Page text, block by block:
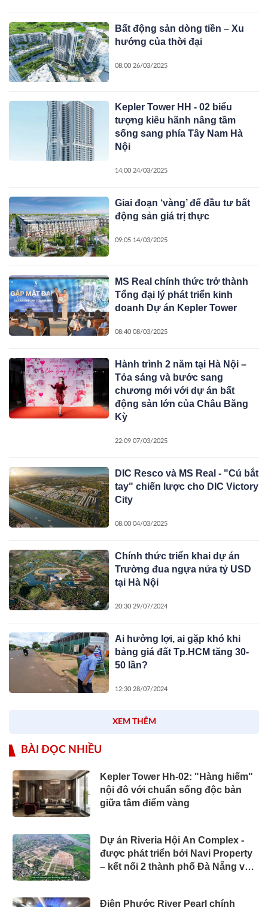
Bất động sản dòng tiền – Xu
hướng của thời đại
08:00 26/03/2025
Kepler Tower HH - 02 biểu
tượng kiêu hãnh nâng tầm
sống sang phía Tây Nam Hà
Nội
14:00 24/03/2025
Giai đoạn ‘vàng’ để đầu tư bất
động sản giá trị thực
09:05 14/03/2025
MS Real chính thức trở thành
Tổng đại lý phát triển kinh
doanh Dự án Kepler Tower
08:40 08/03/2025
Hành trình 2 năm tại Hà Nội –
Tỏa sáng và bước sang
chương mới với dự án bất
động sản lớn của Châu Băng
Kỳ
22:09 07/03/2025
DIC Resco và MS Real - "Cú bắt
tay" chiến lược cho DIC Victory
City
08:00 04/03/2025
Chính thức triển khai dự án
Trường đua ngựa nửa tỷ USD
tại Hà Nội
20:30 29/07/2024
Ai hưởng lợi, ai gặp khó khi
bảng giá đất Tp.HCM tăng 30-
50 lần?
12:30 28/07/2024
XEM THÊM
BÀI ĐỌC NHIỀU
Kepler Tower Hh-02: "Hàng hiếm"
nội đô với chuẩn sống độc bản
giữa tâm điểm vàng
Dự án Riveria Hội An Complex -
được phát triển bởi Navi Property
– kết nối 2 thành phố Đà Nẵng và
Điện Phước River Pearl chính